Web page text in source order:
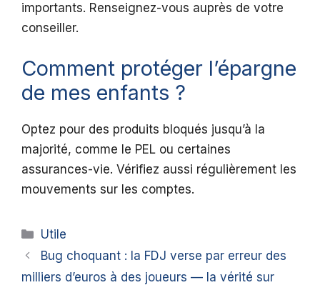
importants. Renseignez-vous auprès de votre
conseiller.
Comment protéger l’épargne
de mes enfants ?
Optez pour des produits bloqués jusqu’à la
majorité, comme le PEL ou certaines
assurances-vie. Vérifiez aussi régulièrement les
mouvements sur les comptes.
Catégories
Utile
Bug choquant : la FDJ verse par erreur des
milliers d’euros à des joueurs — la vérité sur